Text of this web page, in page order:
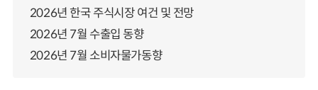
2026년 한국 주식시장 여건 및 전망
2026년 7월 수출입 동향
2026년 7월 소비자물가동향